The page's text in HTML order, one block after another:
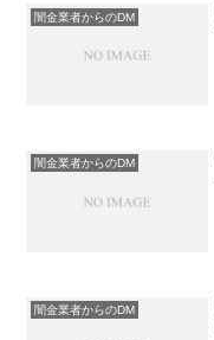
闇金業者からのDM
闇金業者からのDM
闇金業者からのDM